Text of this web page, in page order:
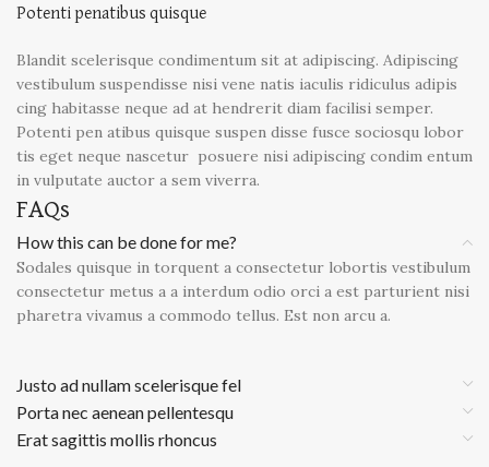
Potenti penatibus quisque
Blandit scelerisque condimentum sit at adipiscing. Adipiscing
vestibulum suspendisse nisi vene natis iaculis ridiculus adipis
cing habitasse neque ad at hendrerit diam facilisi semper.
Potenti pen atibus quisque suspen disse fusce sociosqu lobor
tis eget neque nascetur posuere nisi adipiscing condim entum
in vulputate auctor a sem viverra.
FAQs
How this can be done for me?
Sodales quisque in torquent a consectetur lobortis vestibulum
consectetur metus a a interdum odio orci a est parturient nisi
pharetra vivamus a commodo tellus. Est non arcu a.
Justo ad nullam scelerisque fel
Porta nec aenean pellentesqu
Erat sagittis mollis rhoncus